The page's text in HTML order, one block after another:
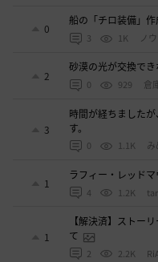
0
船の「チロ装備」作
3 1K ノ
2
砂漠の光が交換でき
0 929 倉
3
時間が経ちました
す。
0 1.1K
1
ラフィー・レッド
4 1.2K
1
【解決済】ストー
て
2 2.2K